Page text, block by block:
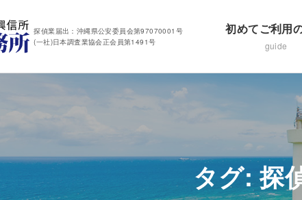
探偵業届出：沖縄県公安委員会第97070001号
(一社)日本調査業協会正会員第1491号
初めてご利用
guide
タグ:探